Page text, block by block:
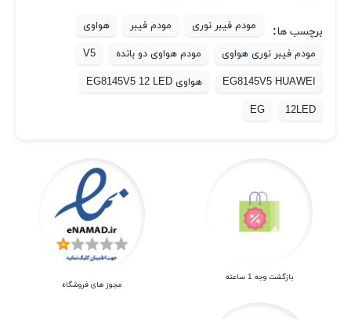
برچسب ها: مودم فیبر نوری مودم فیبر
هواوی
مودم فیبر نوری هواوی
مودم هواوی دو بانده
V5
EG8145V5 HUAWEI
هواوی EG8145V5 12 LED
12LED
EG
بازگشت وجه 1 ساعته
مجوز های فروشگاه